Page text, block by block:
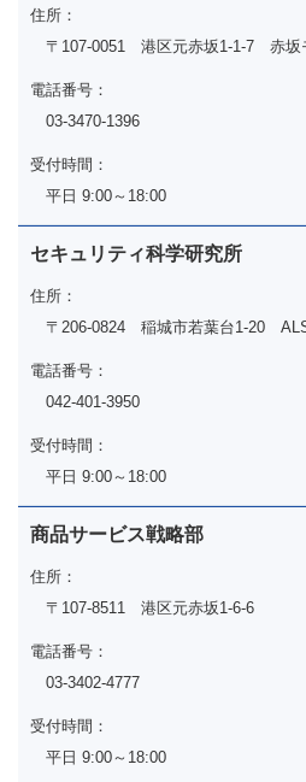
住所：
〒107-0051 港区元赤坂1-1-7 赤坂
電話番号：
03-3470-1396
受付時間：
平日 9:00～18:00
セキュリティ科学研究所
住所：
〒206-0824 稲城市若葉台1-20
電話番号：
042-401-3950
受付時間：
平日 9:00～18:00
商品サービス戦略部
住所：
〒107-8511 港区元赤坂1-6-6
電話番号：
03-3402-4777
受付時間：
平日 9:00～18:00